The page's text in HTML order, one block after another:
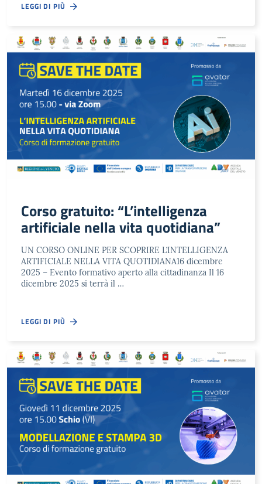
LEGGI DI PIÙ
Corso gratuito: “L’intelligenza
artificiale nella vita quotidiana”
UN CORSO ONLINE PER SCOPRIRE L’INTELLIGENZA
ARTIFICIALE NELLA VITA QUOTIDIANA16 dicembre
2025 – Evento formativo aperto alla cittadinanza Il 16
dicembre 2025 si terrà il …
LEGGI DI PIÙ